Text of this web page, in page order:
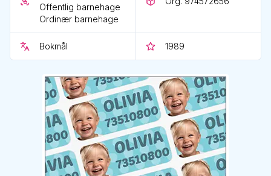
Offentlig barnehage
Ordinær barnehage
Bokmål 1989